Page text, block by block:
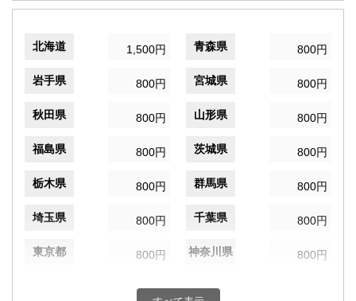
北海道 1,500円 青森県 800円
岩手県 800円 宮城県 800円
秋田県 800円 山形県 800円
福島県 800円 茨城県 800円
栃木県 800円 群馬県 800円
埼玉県 800円 千葉県 800円
東京都 800円 神奈川県 800円
800円 富山県